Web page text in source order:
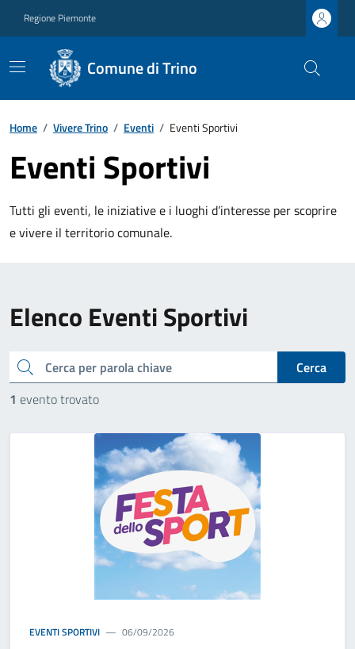
Regione Piemonte
Comune di Trino
Home / Vivere Trino / Eventi / Eventi Sportivi
Eventi Sportivi
Tutti gli eventi, le iniziative e i luoghi d’interesse per scoprire
e vivere il territorio comunale.
Elenco Eventi Sportivi
cerca
Cerca
1 evento trovato
EVENTI SPORTIVI 06/09/2026